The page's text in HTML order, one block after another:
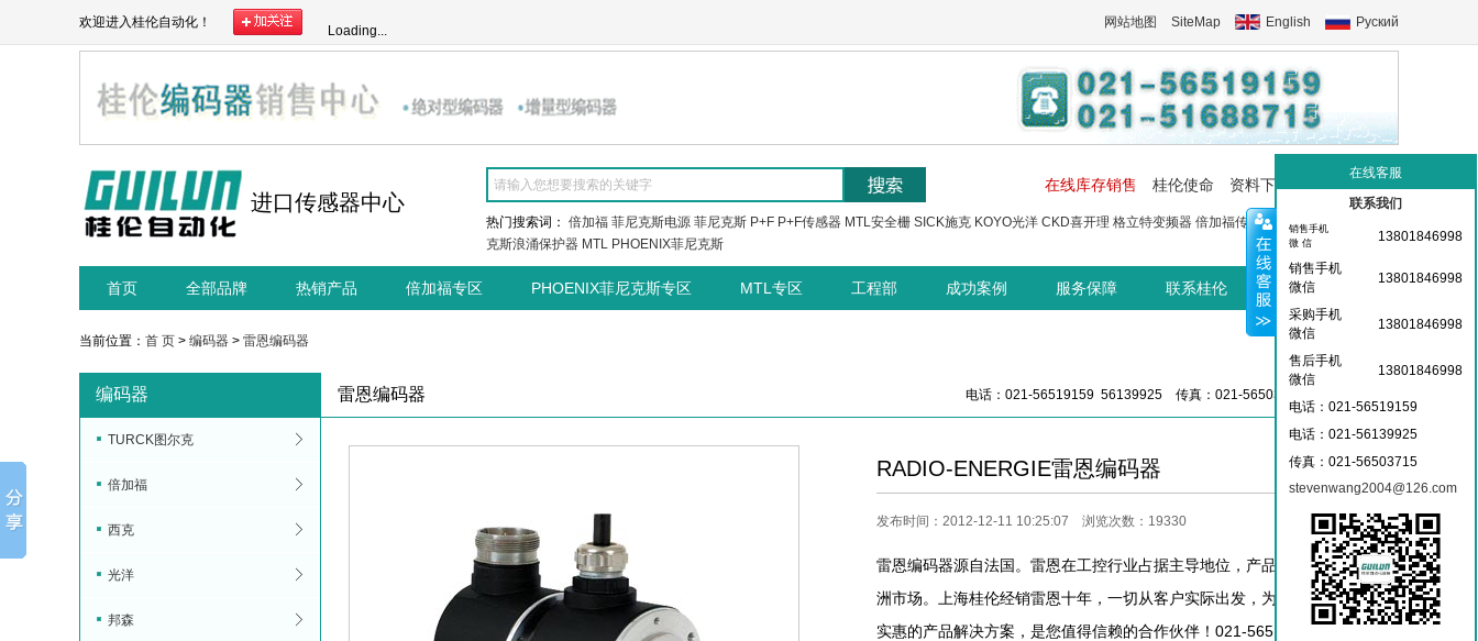
欢迎进入桂伦自动化！
Loading...
网站地图 SiteMap English Руский
进口传感器中心
在线库存销售 桂伦使命 资料下载 工控交流中心
热门搜索词： 倍加福 菲尼克斯电源 菲尼克斯 P+F P+F传感器 MTL安全栅 SICK施克 KOYO光洋 CKD喜开理 格立特变频器 倍加福传感器 菲尼克斯端子
克斯浪涌保护器 MTL PHOENIX菲尼克斯
首页 全部品牌 热销产品 倍加福专区 PHOENIX菲尼克斯专区 MTL专区 工程部 成功案例 服务保障 联系桂伦 桂伦资讯中心
当前位置： 首 页 > 编码器 > 雷恩编码器
编码器
TURCK图尔克
倍加福
西克
光洋
邦森
雷恩编码器 电话：021-56519159 56139925 传真：021-56503715 36359826
RADIO-ENERGIE雷恩编码器
发布时间：2012-12-11 10:25:07 浏览次数：19330
雷恩编码器源自法国。雷恩在工控行业占据主导地位，产品热销欧美及亚
洲市场。上海桂伦经销雷恩十年，一切从客户实际出发，为客户提供经济
实惠的产品解决方案，是您值得信赖的合作伙伴！021-56519159
在线客服
联系我们
销售手机
微 信
13801846998
销售手机
微信
13801846998
采购手机
微信
13801846998
售后手机
微信
13801846998
电话：021-56519159
电话：021-56139925
传真：021-56503715
stevenwang2004@126.com